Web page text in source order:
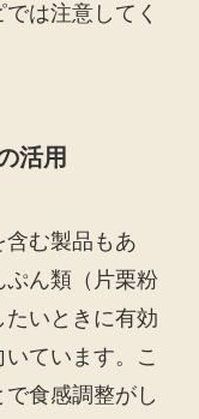
は注意してく
活用
む製品もあ
ぷん類（片栗粉
いときに有効
ています。こ
食感調整がし